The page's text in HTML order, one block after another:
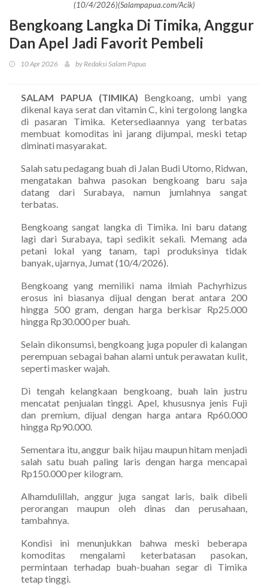
(10/4/2026)(Salampapua.com/Acik)
Bengkoang Langka Di Timika, Anggur
Dan Apel Jadi Favorit Pembeli
10 Apr 2026 by Redaksi Salam Papua
SALAM PAPUA (TIMIKA) Bengkoang, umbi yang
dikenal kaya serat dan vitamin C, kini tergolong langka
di pasaran Timika. Ketersediaannya yang terbatas
membuat komoditas ini jarang dijumpai, meski tetap
diminati masyarakat.
Salah satu pedagang buah di Jalan Budi Utomo, Ridwan,
mengatakan bahwa pasokan bengkoang baru saja
datang dari Surabaya, namun jumlahnya sangat
terbatas.
Bengkoang sangat langka di Timika. Ini baru datang
lagi dari Surabaya, tapi sedikit sekali. Memang ada
petani lokal yang tanam, tapi produksinya tidak
banyak, ujarnya, Jumat (10/4/2026).
Bengkoang yang memiliki nama ilmiah Pachyrhizus
erosus ini biasanya dijual dengan berat antara 200
hingga 500 gram, dengan harga berkisar Rp25.000
hingga Rp30.000 per buah.
Selain dikonsumsi, bengkoang juga populer di kalangan
perempuan sebagai bahan alami untuk perawatan kulit,
seperti masker wajah.
Di tengah kelangkaan bengkoang, buah lain justru
mencatat penjualan tinggi. Apel, khususnya jenis Fuji
dan premium, dijual dengan harga antara Rp60.000
hingga Rp90.000.
Sementara itu, anggur baik hijau maupun hitam menjadi
salah satu buah paling laris dengan harga mencapai
Rp150.000 per kilogram.
Alhamdulillah, anggur juga sangat laris, baik dibeli
perorangan maupun oleh dinas dan perusahaan,
tambahnya.
Kondisi ini menunjukkan bahwa meski beberapa
komoditas mengalami keterbatasan pasokan,
permintaan terhadap buah-buahan segar di Timika
tetap tinggi.